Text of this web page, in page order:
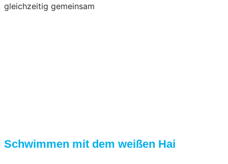
gleichzeitig gemeinsam
Schwimmen mit dem weißen Hai